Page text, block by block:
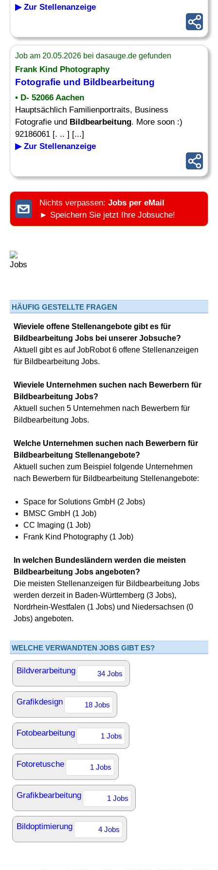
▶ Zur Stellenanzeige
Job am 20.05.2026 bei dasauge.de gefunden
Frank Kind Photography
Fotografie und Bildbearbeitung
• D- 52066 Aachen
Hauptsächlich Familienportraits, Business
Fotografie und Bildbearbeitung. More soon :)
92186061 [. .. ] [...]
▶ Zur Stellenanzeige
Nichts verpassen: Jobs per eMail
► Speichern Sie jetzt Ihre Jobsuche!
HÄUFIG GESTELLTE FRAGEN
Wieviele offene Stellenangebote gibt es für
Bildbearbeitung Jobs bei unserer Jobsuche?
Aktuell gibt es auf JobRobot 6 offene Stellenanzeigen
für Bildbearbeitung Jobs.
Wieviele Unternehmen suchen nach Bewerbern für
Bildbearbeitung Jobs?
Aktuell suchen 5 Unternehmen nach Bewerbern für
Bildbearbeitung Jobs.
Welche Unternehmen suchen nach Bewerbern für
Bildbearbeitung Stellenangebote?
Aktuell suchen zum Beispiel folgende Unternehmen
nach Bewerbern für Bildbearbeitung Stellenangebote:
Space for Solutions GmbH (2 Jobs)
BMSC GmbH (1 Job)
CC Imaging (1 Job)
Frank Kind Photography (1 Job)
In welchen Bundesländern werden die meisten
Bildbearbeitung Jobs angeboten?
Die meisten Stellenanzeigen für Bildbearbeitung Jobs
werden derzeit in Baden-Württemberg (3 Jobs),
Nordrhein-Westfalen (1 Jobs) und Niedersachsen (0
Jobs) angeboten.
WELCHE VERWANDTEN JOBS GIBT ES?
Bildverarbeitung 34 Jobs
Grafikdesign 18 Jobs
Fotobearbeitung 1 Jobs
Fotoretusche 1 Jobs
Grafikbearbeitung 1 Jobs
Bildoptimierung 4 Jobs